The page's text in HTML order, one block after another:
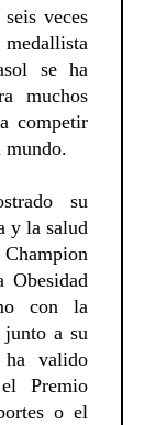
veces
se ha
muchos
competir
mundo.
su
y la salud
con la
junto a su
valido
Premio
o el